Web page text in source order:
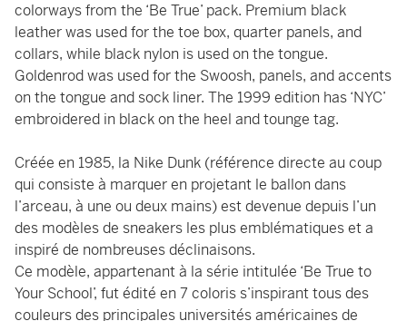
colorways from the ‘Be True’ pack. Premium black
leather was used for the toe box, quarter panels, and
collars, while black nylon is used on the tongue.
Goldenrod was used for the Swoosh, panels, and accents
on the tongue and sock liner. The 1999 edition has ‘NYC’
embroidered in black on the heel and tounge tag.
Créée en 1985, la Nike Dunk (référence directe au coup
qui consiste à marquer en projetant le ballon dans
l’arceau, à une ou deux mains) est devenue depuis l’un
des modèles de sneakers les plus emblématiques et a
inspiré de nombreuses déclinaisons.
Ce modèle, appartenant à la série intitulée ‘Be True to
Your School’, fut édité en 7 coloris s’inspirant tous des
couleurs des principales universités américaines de